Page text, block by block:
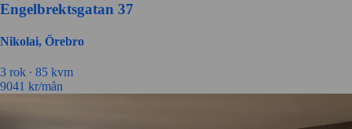
Engelbrektsgatan 37
Nikolai, Örebro
3 rok ∙ 85 kvm
9041 kr/mån